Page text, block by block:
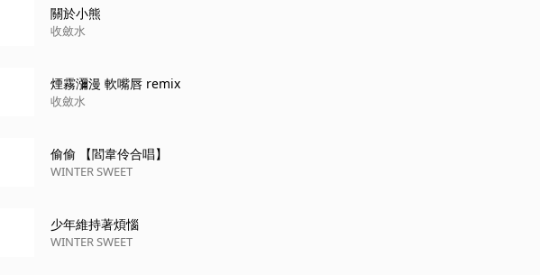
關於小熊
收斂水
煙霧瀰漫 軟嘴唇 remix
收斂水
偷偷 【閻韋伶合唱】
WINTER SWEET
少年維持著煩惱
WINTER SWEET